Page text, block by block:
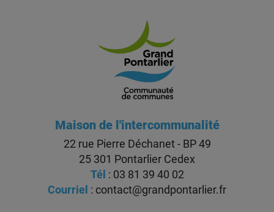
Maison de l'intercommunalité
22 rue Pierre Déchanet - BP 49
25 301 Pontarlier Cedex
Tél : 03 81 39 40 02
Courriel : contact@grandpontarlier.fr